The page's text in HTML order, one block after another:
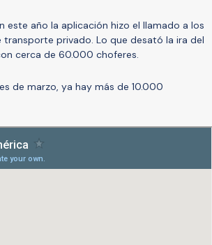
este año la aplicación hizo el llamado a los
privado. Lo que desató la ira del
cerca de 60.000 choferes.
de marzo, ya hay más de 10.000